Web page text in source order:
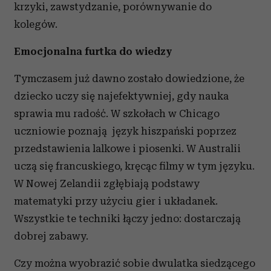
krzyki, zawstydzanie, porównywanie do
kolegów.
Emocjonalna furtka do wiedzy
Tymczasem już dawno zostało dowiedzione, że
dziecko uczy się najefektywniej, gdy nauka
sprawia mu radość. W szkołach w Chicago
uczniowie poznają język hiszpański poprzez
przedstawienia lalkowe i piosenki. W Australii
uczą się francuskiego, kręcąc filmy w tym języku.
W Nowej Zelandii zgłębiają podstawy
matematyki przy użyciu gier i układanek.
Wszystkie te techniki łączy jedno: dostarczają
dobrej zabawy.
Czy można wyobrazić sobie dwulatka siedzącego